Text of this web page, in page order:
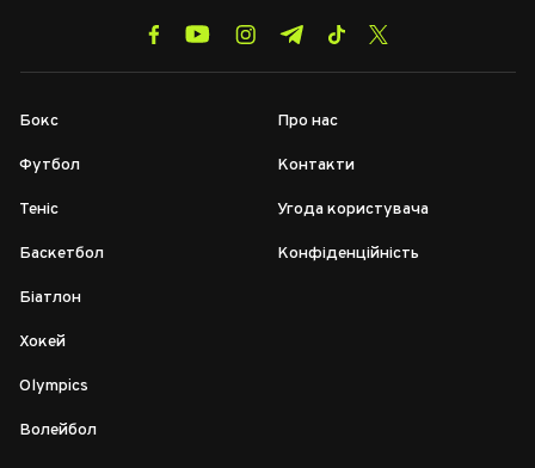
Бокс
Футбол
Теніс
Баскетбол
Біатлон
Хокей
Olympics
Волейбол
Про нас
Контакти
Угода користувача
Конфіденційність